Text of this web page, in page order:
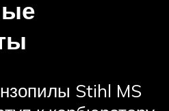
Stihl MS